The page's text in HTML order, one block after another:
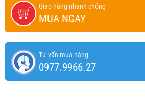
Giao hàng nhanh chóng
MUA NGAY
Tư vấn mua hàng
0977.9966.27